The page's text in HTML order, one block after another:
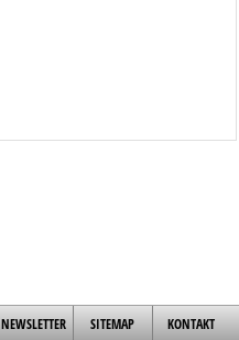
NEWSLETTER SITEMAP KONTAKT